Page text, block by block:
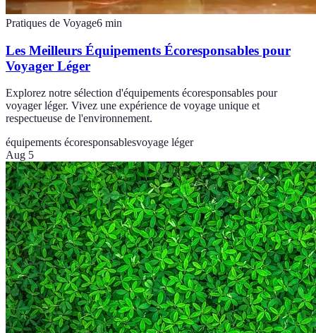
Pratiques de Voyage6 min
Les Meilleurs Équipements Écoresponsables pour
Voyager Léger
Explorez notre sélection d'équipements écoresponsables pour
voyager léger. Vivez une expérience de voyage unique et
respectueuse de l'environnement.
équipements écoresponsablesvoyage léger
Aug 5